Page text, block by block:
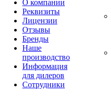
О компании
Реквизиты
Лицензии
Отзывы
Бренды
Наше
производство
Информация
для дилеров
Сотрудники